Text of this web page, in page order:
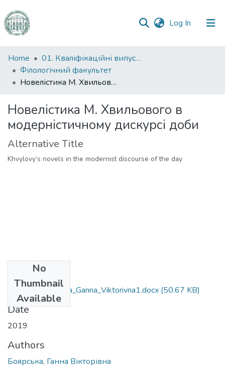
Log In (current)
Communities
&
Collections
Statistics
Home
01. Кваліфікаційні випускні роботи здобувачів вищої освіти
Філологічний факультет
Новелістика М. Хвильового в модерністичному дискурсі доби
Новелістика М. Хвильового в
модерністичному дискурсі доби
Alternative Title
Khvylovy’s novels in the modernist discourse of the day
No
Thumbnail
Available
035.01_Boyars'ka_Ganna_Viktorivna1.docx (50.67 KB)
Date
2019
Authors
Боярська, Ганна Вікторівна